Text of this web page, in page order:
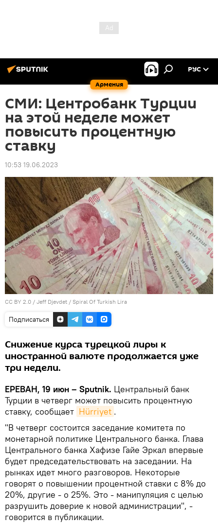
Армения
РУС
СМИ: Центробанк Турции
на этой неделе может
повысить процентную
ставку
10:53 19.06.2023
CC BY 2.0 / Jeff Djevdet / Spiral Of Turkish Lira
Подписаться
Снижение курса турецкой лиры к
иностранной валюте продолжается уже
три недели.
ЕРЕВАН, 19 июн – Sputnik. Центральный банк
Турции в четверг может повысить процентную
ставку, сообщает Hürriyet .
"В четверг состоится заседание комитета по
монетарной политике Центрального банка. Глава
Центрального банка Хафизе Гайе Эркал впервые
будет председательствовать на заседании. На
рынках идет много разговоров. Некоторые
говорят о повышении процентной ставки с 8% до
20%, другие - о 25%. Это - манипуляция с целью
разрушить доверие к новой администрации", -
говорится в публикации.